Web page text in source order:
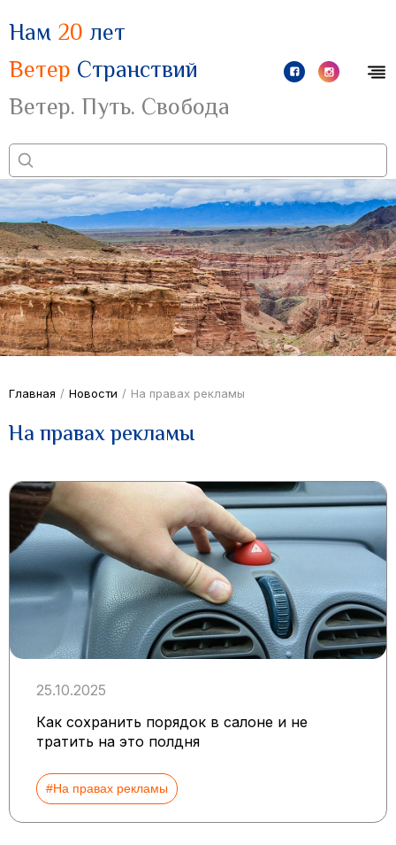
Нам 20 лет
Ветер Странствий
Ветер. Путь. Свобода
Главная / Новости / На правах рекламы
На правах рекламы
25.10.2025
Как сохранить порядок в салоне и не
тратить на это полдня
#На правах рекламы